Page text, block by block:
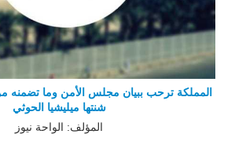
المملكة ترحب ببيان مجلس الأمن وما تضمنه
شنتها ميليشيا الحوثي
المؤلف: الواحة نيوز